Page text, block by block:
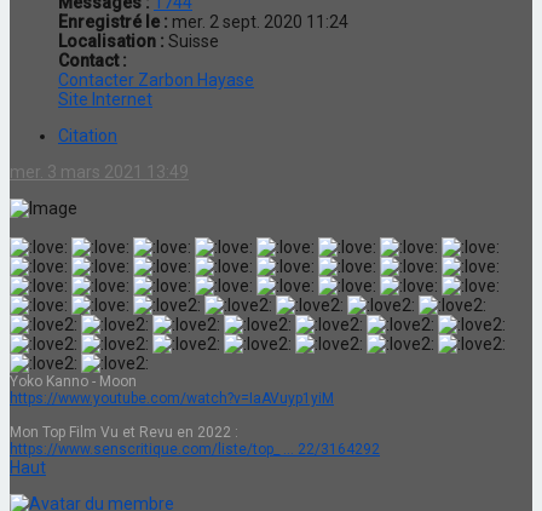
Enregistré le : mer. 2 sept. 2020 11:24
Localisation : Suisse
Contact :
Contacter Zarbon Hayase
Site Internet
Citation
mer. 3 mars 2021 13:49
Yoko Kanno - Moon
https://www.youtube.com/watch?v=IaAVuyp1yiM
Mon Top Film Vu et Revu en 2022 :
https://www.senscritique.com/liste/top_ ... 22/3164292
Haut